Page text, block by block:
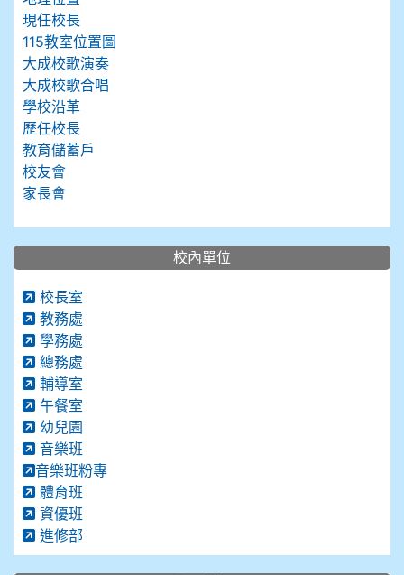
現任校長
115教室位置圖
大成校歌演奏
大成校歌合唱
學校沿革
歷任校長
教育儲蓄戶
校友會
家長會
校內單位
校長室
教務處
學務處
總務處
輔導室
午餐室
幼兒園
音樂班
音樂班粉專
體育班
資優班
進修部